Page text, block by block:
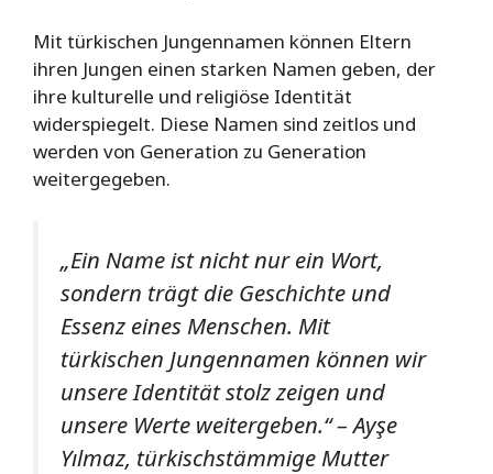
Mit türkischen Jungennamen können Eltern
ihren Jungen einen starken Namen geben, der
ihre kulturelle und religiöse Identität
widerspiegelt. Diese Namen sind zeitlos und
werden von Generation zu Generation
weitergegeben.
„Ein Name ist nicht nur ein Wort,
sondern trägt die Geschichte und
Essenz eines Menschen. Mit
türkischen Jungennamen können wir
unsere Identität stolz zeigen und
unsere Werte weitergeben.“– Ayşe
Yılmaz, türkischstämmige Mutter